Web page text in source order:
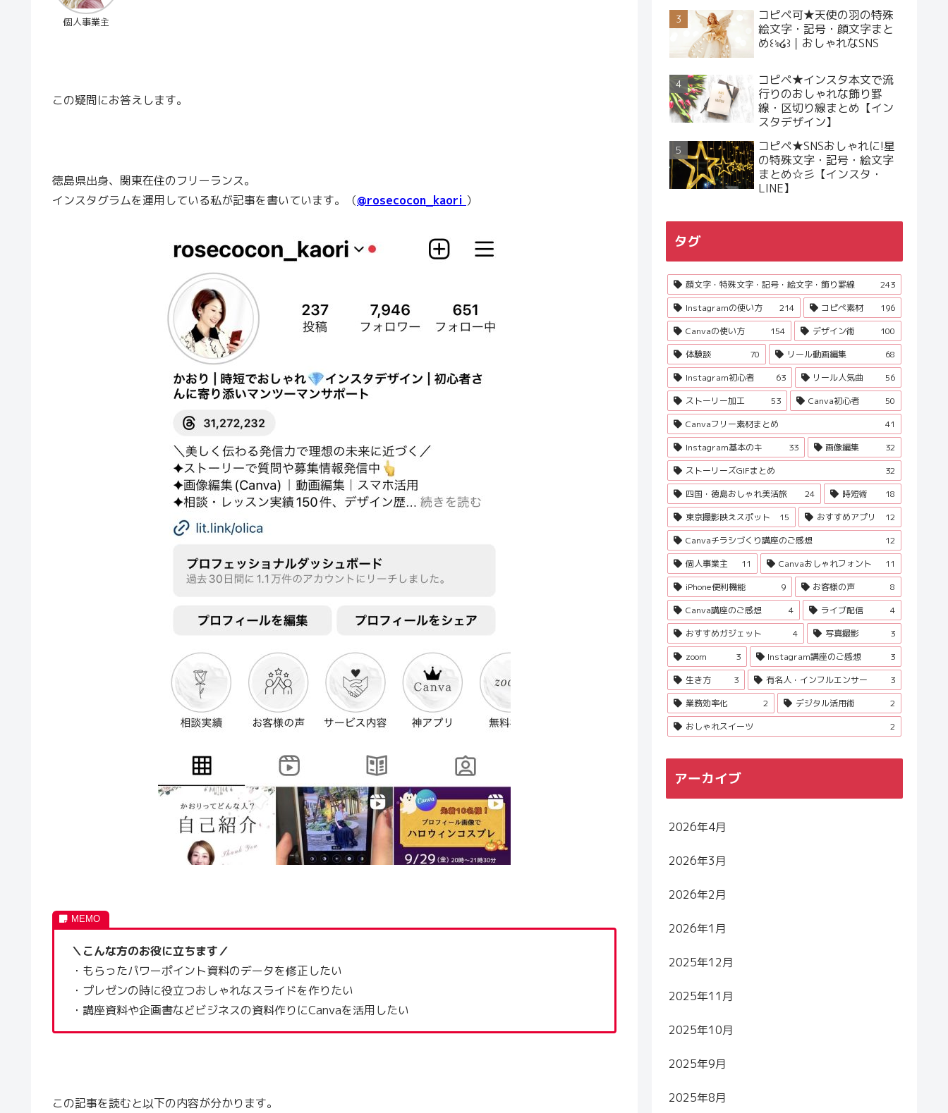
個人事業主
この疑問にお答えします。
徳島県出身、関東在住のフリーランス。
インスタグラムを運用している私が記事を書いています。（@rosecocon_kaori ）
＼こんな方のお役に立ちます／
・もらったパワーポイント資料のデータを修正したい
・プレゼンの時に役立つおしゃれなスライドを作りたい
・講座資料や企画書などビジネスの資料作りにCanvaを活用したい
この記事を読むと以下の内容が分かります。
コピペ可★天使の羽の特殊
絵文字・記号・顔文字まと
め꒰ঌ໒꒱｜おしゃれなSNS
コピペ★インスタ本文で流
行りのおしゃれな飾り罫
線・区切り線まとめ【イン
スタデザイン】
コピペ★SNSおしゃれに!星
の特殊文字・記号・絵文字
まとめ☆彡【インスタ・
LINE】
タグ
顔文字・特殊文字・記号・絵文字・飾り罫線
243
Instagramの使い方
214 コピペ素材
196
Canvaの使い方
154 デザイン術
100
体験談
70 リール動画編集
68
Instagram初心者
63 リール人気曲
56
ストーリー加工
53 Canva初心者
50
Canvaフリー素材まとめ
41
Instagram基本のキ
33 画像編集
32
ストーリーズGIFまとめ
32
四国・徳島おしゃれ美活旅
24 時短術
18
東京撮影映えスポット
15 おすすめアプリ
12
Canvaチラシづくり講座のご感想
12
個人事業主
11 Canvaおしゃれフォント
11
iPhone便利機能
9 お客様の声
8
Canva講座のご感想
4 ライブ配信
4
おすすめガジェット
4 写真撮影
3
zoom
3 Instagram講座のご感想
3
生き方
3 有名人・インフルエンサー
3
業務効率化
2 デジタル活用術
2
おしゃれスイーツ
2
アーカイブ
2026年4月
2026年3月
2026年2月
2026年1月
2025年12月
2025年11月
2025年10月
2025年9月
2025年8月